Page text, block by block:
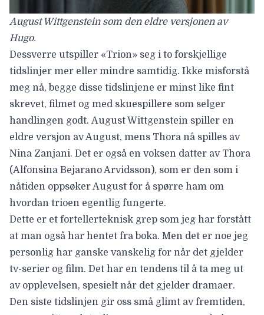
August Wittgenstein som den eldre versjonen av
Hugo.
Dessverre utspiller «Trion» seg i to forskjellige
tidslinjer mer eller mindre samtidig. Ikke misforstå
meg nå, begge disse tidslinjene er minst like fint
skrevet, filmet og med skuespillere som selger
handlingen godt. August Wittgenstein spiller en
eldre versjon av August, mens Thora nå spilles av
Nina Zanjani. Det er også en voksen datter av Thora
(Alfonsina Bejarano Arvidsson), som er den som i
nåtiden oppsøker August for å spørre ham om
hvordan trioen egentlig fungerte.
Dette er et fortellerteknisk grep som jeg har forstått
at man også har hentet fra boka. Men det er noe jeg
personlig har ganske vanskelig for når det gjelder
tv-serier og film. Det har en tendens til å ta meg ut
av opplevelsen, spesielt når det gjelder dramaer.
Den siste tidslinjen gir oss små glimt av fremtiden,